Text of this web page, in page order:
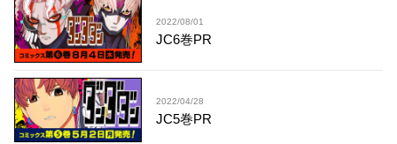
2022/08/01
JC6巻PR
2022/04/28
JC5巻PR